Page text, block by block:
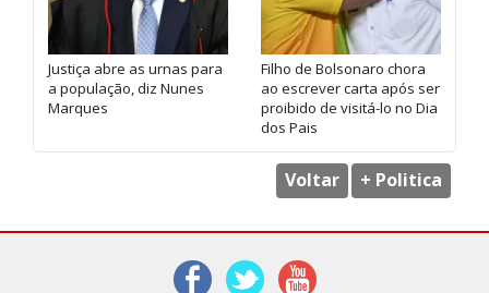
Justiça abre as urnas para
a população, diz Nunes
Marques
Filho de Bolsonaro chora
ao escrever carta após ser
proibido de visitá-lo no Dia
dos Pais
Voltar + Politica